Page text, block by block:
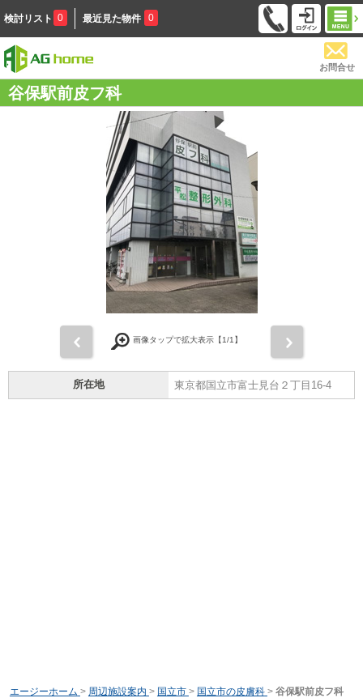
検討リスト 0 最近見た物件 0
お問合せ
谷保駅前皮フ科
画像タップで拡大表示【1/1】
所在地 東京都国立市富士見台２丁目16-4
エージーホーム > 周辺施設案内 > 国立市 > 国立市の皮膚科 > 谷保駅前皮フ科